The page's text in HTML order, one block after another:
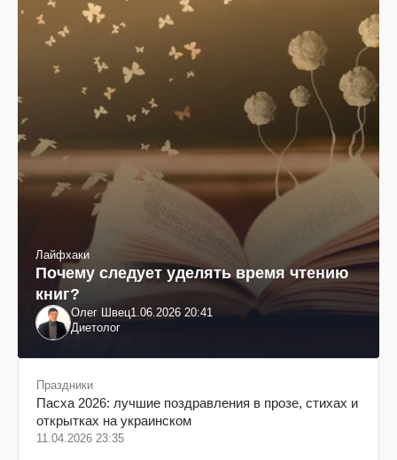
Лайфхаки
Почему следует уделять время чтению
книг?
Олег Швец1.06.2026 20:41
Диетолог
Праздники
Пасха 2026: лучшие поздравления в прозе, стихах и
открытках на украинском
11.04.2026 23:35